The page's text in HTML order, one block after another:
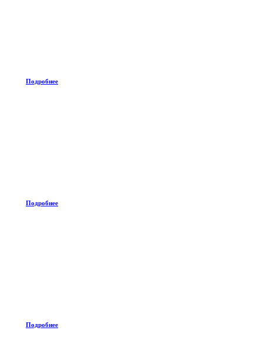
Подробнее
Подробнее
Подробнее